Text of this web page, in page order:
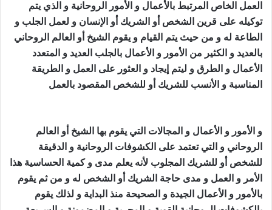
العمل الخاص المرتبط بالأعمال و الأمور الروحانية و الذي يتم
توكيله على قرين الشخص أو الشريك أو الإنسان و لعمل الجلب و
الطاعة له و من حيث يتم القيام و يقوم الشيخ أو العالم الروحاني
بالعديد و الكثير من الأمور و الأعمال بالجلب العديد و المتعدد
الأعمال و الطرق و ليتم إيجاد و العثور على العمل و الطريقة
المناسبة و الأنسب للشريك أو للشخص المقصود بالعمل
و الأمور و الأعمال و المجالات التي يقوم بها الشيخ أو العالم
الروحاني و التي تعتمد على الكشوفات الروحانية و الدقيقة
للشخص أو للشريك المجلوب لأنه يعلم مدى و كمية الحساسية هذا
الأمر و العمل و مدى حاجة الشريك أو الشخص له و من ثم يقوم
بالأمور و الأعمال الجيدة و الصحيحة منذ البداية و لذلك يقوم